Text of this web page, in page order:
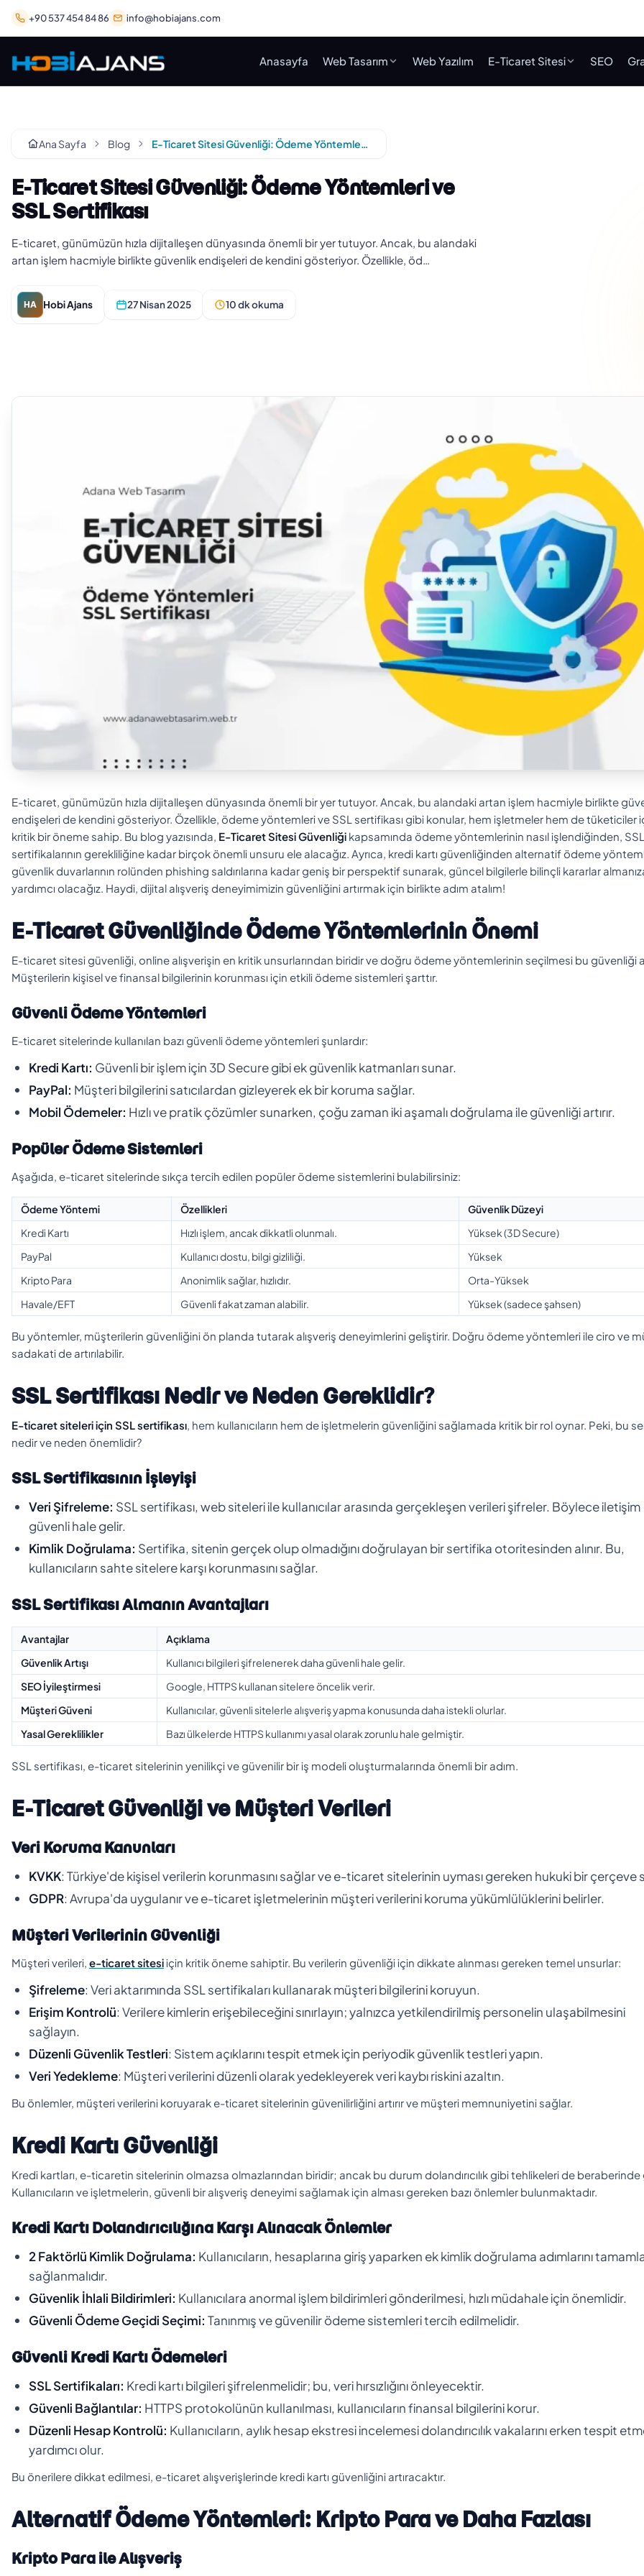
+90 537 454 84 86 info@hobiajans.com
Anasayfa Web Tasarım Web Yazılım E-Ticaret Sitesi SEO
Ana Sayfa Blog E-Ticaret Sitesi Güvenliği: Ödeme Yöntemleri ve SSL Sertifikası
E-Ticaret Sitesi Güvenliği: Ödeme Yöntemleri ve
SSL Sertifikası
E-ticaret, günümüzün hızla dijitalleşen dünyasında önemli bir yer tutuyor. Ancak, bu alandaki
artan işlem hacmiyle birlikte güvenlik endişeleri de kendini gösteriyor. Özellikle, öd…
HA Hobi Ajans 27 Nisan 2025 10 dk okuma
E-ticaret, günümüzün hızla dijitalleşen dünyasında önemli bir yer tutuyor. Ancak, bu alandaki artan işlem hacmiyle birlikte
endişeleri de kendini gösteriyor. Özellikle, ödeme yöntemleri ve SSL sertifikası gibi konular, hem işletmeler hem de tüketiciler
kritik bir öneme sahip. Bu blog yazısında, E-Ticaret Sitesi Güvenliği kapsamında ödeme yöntemlerinin nasıl işlendiğinden, SSL
sertifikalarının gerekliliğine kadar birçok önemli unsuru ele alacağız. Ayrıca, kredi kartı güvenliğinden alternatif ödeme
güvenlik duvarlarının rolünden phishing saldırılarına kadar geniş bir perspektif sunarak, güncel bilgilerle bilinçli kararlar
yardımcı olacağız. Haydi, dijital alışveriş deneyimimizin güvenliğini artırmak için birlikte adım atalım!
E-Ticaret Güvenliğinde Ödeme Yöntemlerinin Önemi
E-ticaret sitesi güvenliği, online alışverişin en kritik unsurlarından biridir ve doğru ödeme yöntemlerinin seçilmesi bu güvenliği
Müşterilerin kişisel ve finansal bilgilerinin korunması için etkili ödeme sistemleri şarttır.
Güvenli Ödeme Yöntemleri
E-ticaret sitelerinde kullanılan bazı güvenli ödeme yöntemleri şunlardır:
Kredi Kartı: Güvenli bir işlem için 3D Secure gibi ek güvenlik katmanları sunar.
PayPal: Müşteri bilgilerini satıcılardan gizleyerek ek bir koruma sağlar.
Mobil Ödemeler: Hızlı ve pratik çözümler sunarken, çoğu zaman iki aşamalı doğrulama ile güvenliği artırır.
Popüler Ödeme Sistemleri
Aşağıda, e-ticaret sitelerinde sıkça tercih edilen popüler ödeme sistemlerini bulabilirsiniz:
Ödeme Yöntemi Özellikleri
Güvenlik Düzeyi
Kredi Kartı
Hızlı işlem, ancak dikkatli olunmalı.
Yüksek (3D Secure)
PayPal
Kullanıcı dostu, bilgi gizliliği.
Yüksek
Kripto Para
Anonimlik sağlar, hızlıdır.
Orta-Yüksek
Havale/EFT
Güvenli fakat zaman alabilir. Yüksek (sadece şahsen)
Bu yöntemler, müşterilerin güvenliğini ön planda tutarak alışveriş deneyimlerini geliştirir. Doğru ödeme yöntemleri ile ciro ve
sadakati de artırılabilir.
SSL Sertifikası Nedir ve Neden Gereklidir?
E-ticaret siteleri için SSL sertifikası , hem kullanıcıların hem de işletmelerin güvenliğini sağlamada kritik bir rol oynar. Peki, bu
nedir ve neden önemlidir?
SSL Sertifikasının İşleyişi
Veri Şifreleme: SSL sertifikası, web siteleri ile kullanıcılar arasında gerçekleşen verileri şifreler. Böylece iletişim
güvenli hale gelir.
Kimlik Doğrulama: Sertifika, sitenin gerçek olup olmadığını doğrulayan bir sertifika otoritesinden alınır. Bu,
kullanıcıların sahte sitelere karşı korunmasını sağlar.
SSL Sertifikası Almanın Avantajları
Avantajlar
Açıklama
Güvenlik Artışı
Kullanıcı bilgileri şifrelenerek daha güvenli hale gelir.
SEO İyileştirmesi
Google, HTTPS kullanan sitelere öncelik verir.
Müşteri Güveni
Kullanıcılar, güvenli sitelerle alışveriş yapma konusunda daha istekli olurlar.
Yasal Gereklilikler
Bazı ülkelerde HTTPS kullanımı yasal olarak zorunlu hale gelmiştir.
SSL sertifikası, e-ticaret sitelerinin yenilikçi ve güvenilir bir iş modeli oluşturmalarında önemli bir adım.
E-Ticaret Güvenliği ve Müşteri Verileri
Veri Koruma Kanunları
KVKK: Türkiye'de kişisel verilerin korunmasını sağlar ve e-ticaret sitelerinin uyması gereken hukuki bir çerçeve
GDPR: Avrupa'da uygulanır ve e-ticaret işletmelerinin müşteri verilerini koruma yükümlülüklerini belirler.
Müşteri Verilerinin Güvenliği
Müşteri verileri, e-ticaret sitesiiçin kritik öneme sahiptir. Bu verilerin güvenliği için dikkate alınması gereken temel unsurlar:
Şifreleme: Veri aktarımında SSL sertifikaları kullanarak müşteri bilgilerini koruyun.
Erişim Kontrolü: Verilere kimlerin erişebileceğini sınırlayın; yalnızca yetkilendirilmiş personelin ulaşabilmesini
sağlayın.
Düzenli Güvenlik Testleri: Sistem açıklarını tespit etmek için periyodik güvenlik testleri yapın.
Veri Yedekleme: Müşteri verilerini düzenli olarak yedekleyerek veri kaybı riskini azaltın.
Bu önlemler, müşteri verilerini koruyarak e-ticaret sitelerinin güvenilirliğini artırır ve müşteri memnuniyetini sağlar.
Kredi Kartı Güvenliği
Kredi kartları, e-ticaretin sitelerinin olmazsa olmazlarından biridir; ancak bu durum dolandırıcılık gibi tehlikeleri de beraberinde
Kullanıcıların ve işletmelerin, güvenli bir alışveriş deneyimi sağlamak için alması gereken bazı önlemler bulunmaktadır.
Kredi Kartı Dolandırıcılığına Karşı Alınacak Önlemler
2 Faktörlü Kimlik Doğrulama: Kullanıcıların, hesaplarına giriş yaparken ek kimlik doğrulama adımlarını
sağlanmalıdır.
Güvenlik İhlali Bildirimleri: Kullanıcılara anormal işlem bildirimleri gönderilmesi, hızlı müdahale için önemlidir.
Güvenli Ödeme Geçidi Seçimi: Tanınmış ve güvenilir ödeme sistemleri tercih edilmelidir.
Güvenli Kredi Kartı Ödemeleri
SSL Sertifikaları: Kredi kartı bilgileri şifrelenmelidir; bu, veri hırsızlığını önleyecektir.
Güvenli Bağlantılar: HTTPS protokolünün kullanılması, kullanıcıların finansal bilgilerini korur.
Düzenli Hesap Kontrolü: Kullanıcıların, aylık hesap ekstresi incelemesi dolandırıcılık vakalarını erken tespit
yardımcı olur.
Bu önerilere dikkat edilmesi, e-ticaret alışverişlerinde kredi kartı güvenliğini artıracaktır.
Alternatif Ödeme Yöntemleri: Kripto Para ve Daha Fazlası
Kripto Para ile Alışveriş